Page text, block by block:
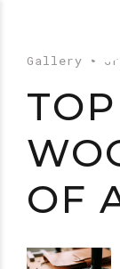
Gallery
OF